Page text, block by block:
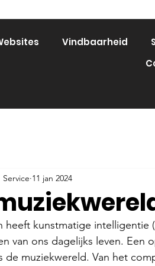
Vindbaarheid
11 jan 2024
heeft kunstmatige intelligentie
van ons dagelijks leven. Een
de muziekwereld. Van het